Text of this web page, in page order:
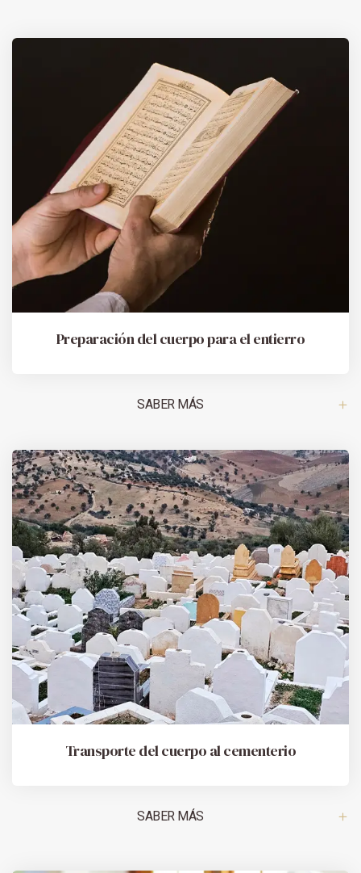
Preparación del cuerpo para el entierro
SABER MÁS
Transporte del cuerpo al cementerio
SABER MÁS